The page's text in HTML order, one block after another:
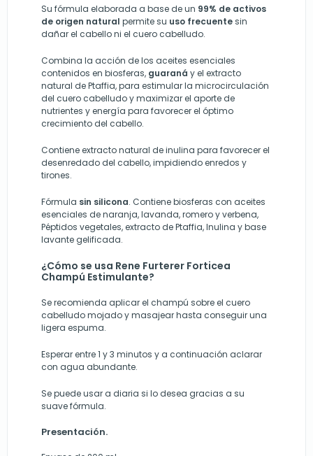
Su fórmula elaborada a base de un 99% de activos
de origen natural permite su uso frecuentesin
dañar el cabello ni el cuero cabelludo.
Combina la acción de los aceites esenciales
contenidos en biosferas, guaraná y el extracto
natural de Ptaffia, para estimular la microcirculación
del cuero cabelludo y maximizar el aporte de
nutrientes y energía para favorecer el óptimo
crecimiento del cabello.
Contiene extracto natural de inulina para favorecer el
desenredado del cabello, impidiendo enredos y
tirones.
Fórmula sin silicona. Contiene biosferas con aceites
esenciales de naranja, lavanda, romero y verbena,
Péptidos vegetales, extracto de Ptaffia, Inulina y base
lavante gelificada.
¿Cómo se usa Rene Furterer Forticea
Champú Estimulante?
Se recomienda aplicar el champú sobre el cuero
cabelludo mojado y masajear hasta conseguir una
ligera espuma.
Esperar entre 1 y 3 minutos y a continuación aclarar
con agua abundante.
Se puede usar a diaria si lo desea gracias a su
suave fórmula.
Presentación.